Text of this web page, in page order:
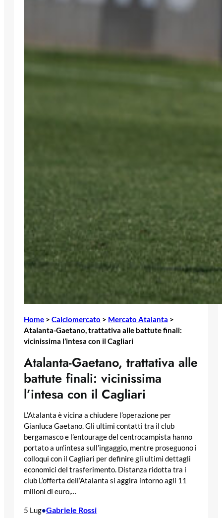
Home > Calciomercato > Mercato Atalanta >
Atalanta-Gaetano, trattativa alle battute finali:
vicinissima l’intesa con il Cagliari
Atalanta-Gaetano, trattativa alle
battute finali: vicinissima
l’intesa con il Cagliari
L’Atalanta è vicina a chiudere l’operazione per
Gianluca Gaetano. Gli ultimi contatti tra il club
bergamasco e l’entourage del centrocampista hanno
portato a un’intesa sull’ingaggio, mentre proseguono i
colloqui con il Cagliari per definire gli ultimi dettagli
economici del trasferimento. Distanza ridotta tra i
club L’offerta dell’Atalanta si aggira intorno agli 11
milioni di euro,…
5 Lug•Gabriele Rossi